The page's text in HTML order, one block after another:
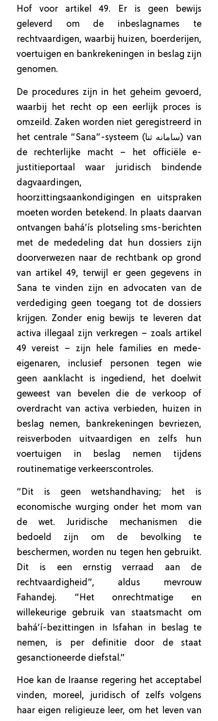
Hof voor artikel 49. Er is geen bewijs
geleverd om de inbeslagnames te
rechtvaardigen, waarbij huizen, boerderijen,
voertuigen en bankrekeningen in beslag zijn
genomen.
De procedures zijn in het geheim gevoerd,
waarbij het recht op een eerlijk proces is
omzeild. Zaken worden niet geregistreerd in
het centrale “Sana”-systeem (سامانه ثنا) van
de rechterlijke macht – het officiële e-
justitieportaal waar juridisch bindende
dagvaardingen,
hoorzittingsaankondigingen en uitspraken
moeten worden betekend. In plaats daarvan
ontvangen bahá’ís plotseling sms-berichten
met de mededeling dat hun dossiers zijn
doorverwezen naar de rechtbank op grond
van artikel 49, terwijl er geen gegevens in
Sana te vinden zijn en advocaten van de
verdediging geen toegang tot de dossiers
krijgen. Zonder enig bewijs te leveren dat
activa illegaal zijn verkregen – zoals artikel
49 vereist – zijn hele families en mede-
eigenaren, inclusief personen tegen wie
geen aanklacht is ingediend, het doelwit
geweest van bevelen die de verkoop of
overdracht van activa verbieden, huizen in
beslag nemen, bankrekeningen bevriezen,
reisverboden uitvaardigen en zelfs hun
voertuigen in beslag nemen tijdens
routinematige verkeerscontroles.
“Dit is geen wetshandhaving; het is
economische wurging onder het mom van
de wet. Juridische mechanismen die
bedoeld zijn om de bevolking te
beschermen, worden nu tegen hen gebruikt.
Dit is een ernstig verraad aan de
rechtvaardigheid”, aldus mevrouw
Fahandej. “Het onrechtmatige en
willekeurige gebruik van staatsmacht om
bahá’í-bezittingen in Isfahan in beslag te
nemen, is per definitie door de staat
gesanctioneerde diefstal.”
Hoe kan de Iraanse regering het acceptabel
vinden, moreel, juridisch of zelfs volgens
haar eigen religieuze leer, om het leven van